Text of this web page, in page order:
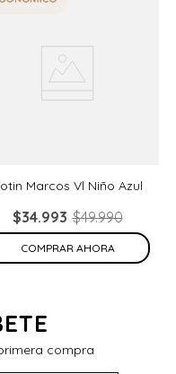
Marcos Vl Niño Azul
$34.993 $49.990
COMPRAR AHORA
compra